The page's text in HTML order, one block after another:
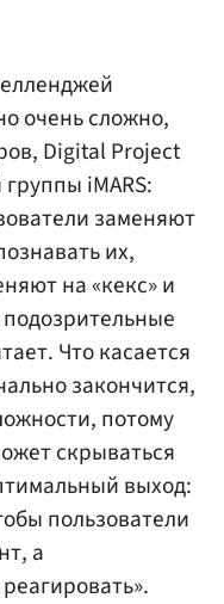
очень сложно,
Digital Project
iMARS:
заменяют
их,
на «кекс» и
Что касается
закончится,
потому
скрываться
выход:
пользователи
а